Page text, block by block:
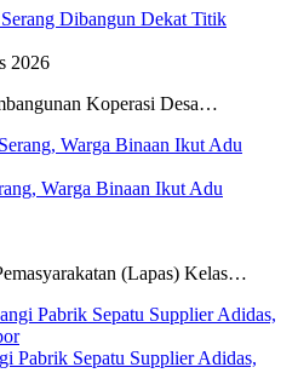
Dibangun Dekat Titik
2026
Koperasi Desa…
Warga Binaan Ikut Adu
(Lapas) Kelas…
Pabrik Sepatu Supplier Adidas,